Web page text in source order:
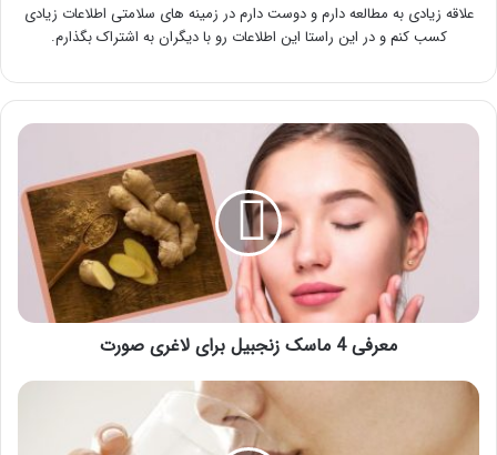
علاقه زیادی به مطالعه دارم و دوست دارم در زمینه های سلامتی اطلاعات زیادی
کسب کنم و در این راستا این اطلاعات رو با دیگران به اشتراک بگذارم.
معرفی
معرفی 4 ماسک زنجبیل برای لاغری صورت
معرفی